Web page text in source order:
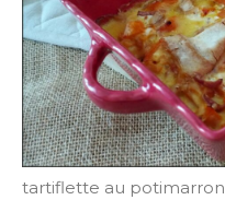
tartiflette au potimarron